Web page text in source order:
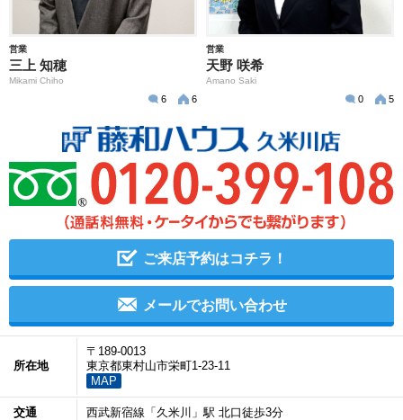
営業
三上 知穂
Mikami Chiho
6 6
営業
天野 咲希
Amano Saki
0 5
ご来店予約はコチラ！
メールでお問い合わせ
所在地
〒189-0013
東京都東村山市栄町1-23-11
MAP
交通 西武新宿線「久米川」駅 北口徒歩3分